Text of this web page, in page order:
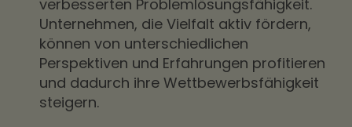
verbesserten Problemlösungsfähigkeit.
Unternehmen, die Vielfalt aktiv fördern,
können von unterschiedlichen
Perspektiven und Erfahrungen profitieren
und dadurch ihre Wettbewerbsfähigkeit
steigern.